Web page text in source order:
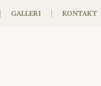
GALLERI KONTAKT